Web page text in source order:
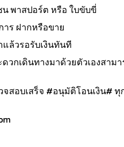
พาสปอร์ต หรือ ใบขับขี่
ร ฝากหรือขาย
ล้วรอรับเงินทันที
วกเดินทางมาด้วยตัวเองสาม
จสอบเสร็จ #อนุมัติโอนเงิน# ทุ